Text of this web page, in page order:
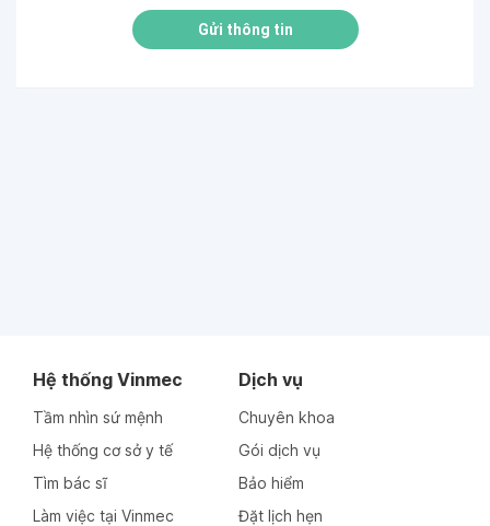
Gửi thông tin
Hệ thống Vinmec
Tầm nhìn sứ mệnh
Hệ thống cơ sở y tế
Tìm bác sĩ
Làm việc tại Vinmec
Dịch vụ
Chuyên khoa
Gói dịch vụ
Bảo hiểm
Đặt lịch hẹn